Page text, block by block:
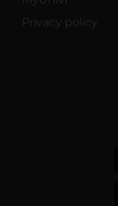
Privacy policy